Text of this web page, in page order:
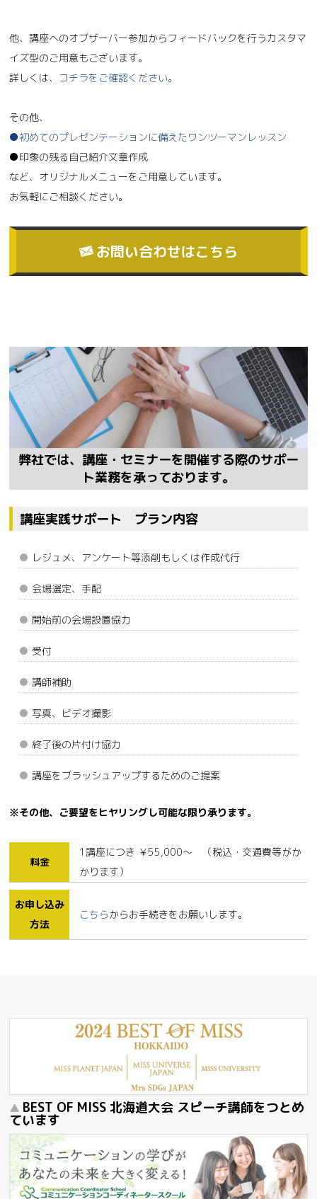
他、講座へのオブザーバー参加からフィードバックを行うカスタマ
イズ型のご用意もございます。
詳しくは、 コチラをご確認ください。
その他、
●初めてのプレゼンテーションに備えたワンツーマンレッスン
●印象の残る自己紹介文章作成
など、オリジナルメニューをご用意しています。
お気軽にご相談ください。
お問い合わせはこちら
弊社では、講座・セミナーを開催する際のサポー
ト業務を承っております。
講座実践サポート プラン内容
レジュメ、アンケート等添削もしくは作成代行
会場選定、手配
開始前の会場設置協力
受付
講師補助
写真、ビデオ撮影
終了後の片付け協力
講座をブラッシュアップするためのご提案
※その他、ご要望をヒヤリングし可能な限り承ります。
料金
1講座につき ￥55,000〜 （税込・交通費等がか
かります）
お申し込み
方法
こちらからお手続きをお願いします。
BEST OF MISS 北海道大会 スピーチ講師をつとめ
ています